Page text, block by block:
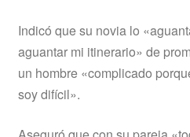
Indicó que su novia lo
aguantar mi itinerario» de
un hombre «complicado
soy difícil».